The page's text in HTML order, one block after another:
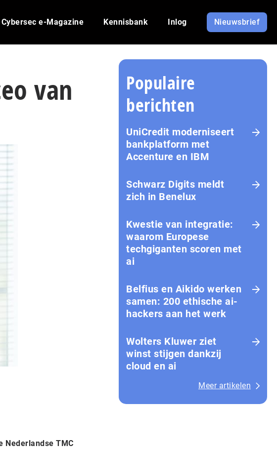
Cybersec e-Magazine Kennisbank Inlog Nieuwsbrief
van
Nederlandse TMC
Populaire
berichten
UniCredit moderniseert
bankplatform met
Accenture en IBM
Schwarz Digits meldt
zich in Benelux
Kwestie van integratie:
waarom Europese
techgiganten scoren met
ai
Belfius en Aikido werken
samen: 200 ethische ai-
hackers aan het werk
Wolters Kluwer ziet
winst stijgen dankzij
cloud en ai
Meer artikelen